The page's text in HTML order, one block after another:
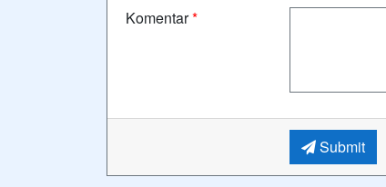
Komentar*
Submit